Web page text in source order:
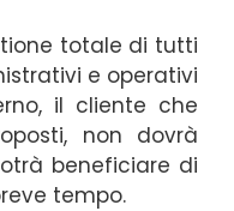
totale di tutti
e operativi
il cliente che
non dovrà
beneficiare di
tempo.